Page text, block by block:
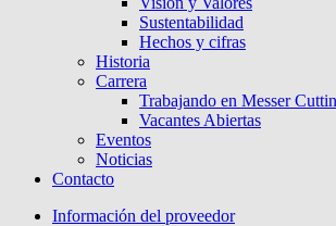
Sustentabilidad
Hechos y cifras
Historia
Carrera
Trabajando en Messer
Vacantes Abiertas
Eventos
Noticias
Contacto
Información del proveedor